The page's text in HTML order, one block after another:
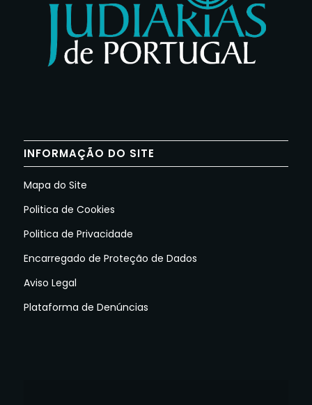
INFORMAÇÃO DO SITE
Mapa do Site
Politica de Cookies
Politica de Privacidade
Encarregado de Proteção de Dados
Aviso Legal
Plataforma de Denúncias